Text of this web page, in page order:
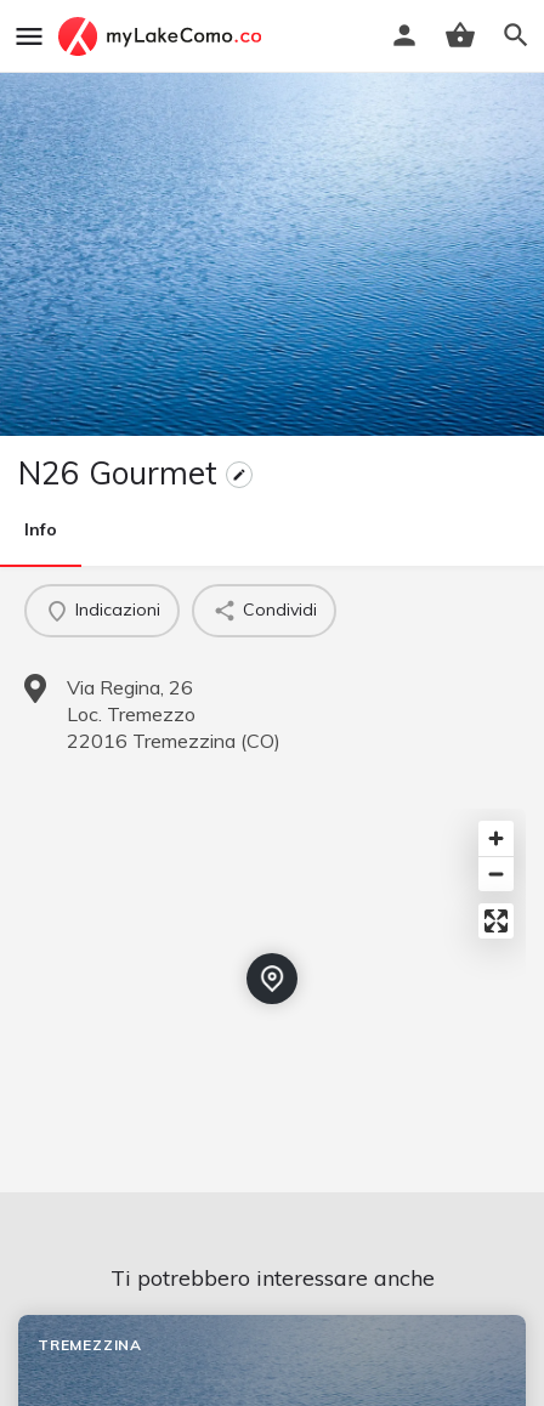
N26 Gourmet
Info
Indicazioni Condividi
Via Regina, 26
Loc. Tremezzo
22016 Tremezzina (CO)
Ti potrebbero interessare anche
TREMEZZINA